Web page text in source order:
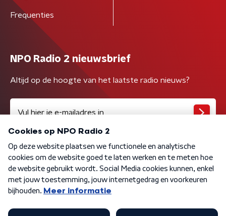
Frequenties
NPO Radio 2 nieuwsbrief
Altijd op de hoogte van het laatste radio nieuws?
Algemene voorwaarden